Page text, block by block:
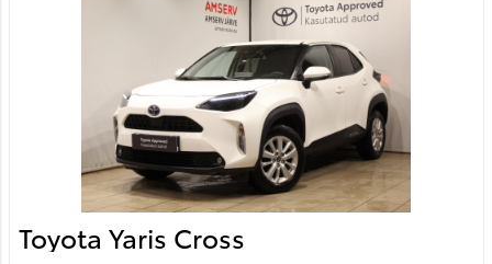
Toyota Yaris Cross